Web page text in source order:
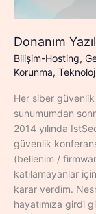
Donanım
Bilişim-Hosting,
Korunma,
Her siber
sunumumdan
2014 yılında
güvenlik
(bellenim /
katılamayanlar
karar verdim.
hayatımıza girdi